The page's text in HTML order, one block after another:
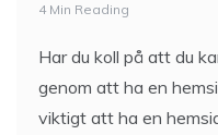
4 Min Reading
Har du koll på att du
genom att ha en
viktigt att ha en